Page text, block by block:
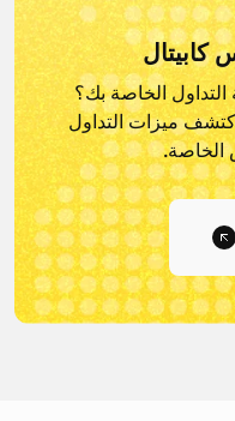
كابيتال
التداول الخاصة بك؟
ميزات التداول
الخاصة.